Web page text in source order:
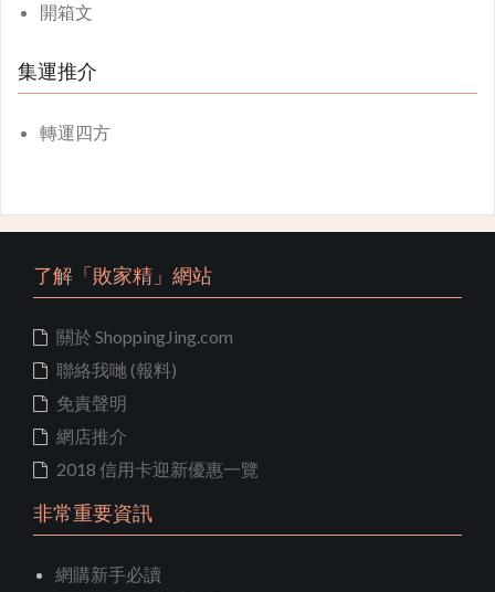
開箱文
集運推介
轉運四方
了解「敗家精」網站
關於 ShoppingJing.com
聯絡我哋 (報料)
免責聲明
網店推介
2018 信用卡迎新優惠一覽
非常重要資訊
網購新手必讀